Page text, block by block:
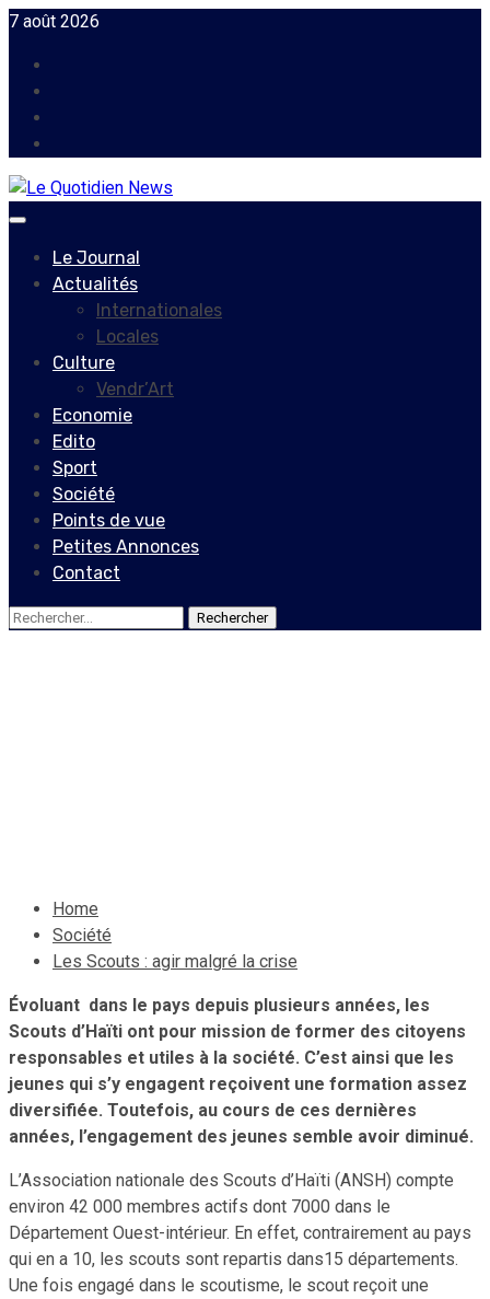
Skip
content
7 août 2026
Primary
Le Journal
Actualités
Internationales
Locales
Culture
Vendr’Art
Economie
Edito
Sport
Société
Points de vue
Petites Annonces
Contact
Rechercher :
Home
Société
Les Scouts : agir malgré la crise
Évoluant dans le pays depuis plusieurs années, les
Scouts d’Haïti ont pour mission de former des citoyens
responsables et utiles à la société. C’est ainsi que les
jeunes qui s’y engagent reçoivent une formation assez
diversifiée. Toutefois, au cours de ces dernières
années, l’engagement des jeunes semble avoir diminué.
L’Association nationale des Scouts d’Haïti (ANSH) compte
environ 42 000 membres actifs dont 7000 dans le
Département Ouest-intérieur. En effet, contrairement au pays
qui en a 10, les scouts sont repartis dans15 départements.
Une fois engagé dans le scoutisme, le scout reçoit une